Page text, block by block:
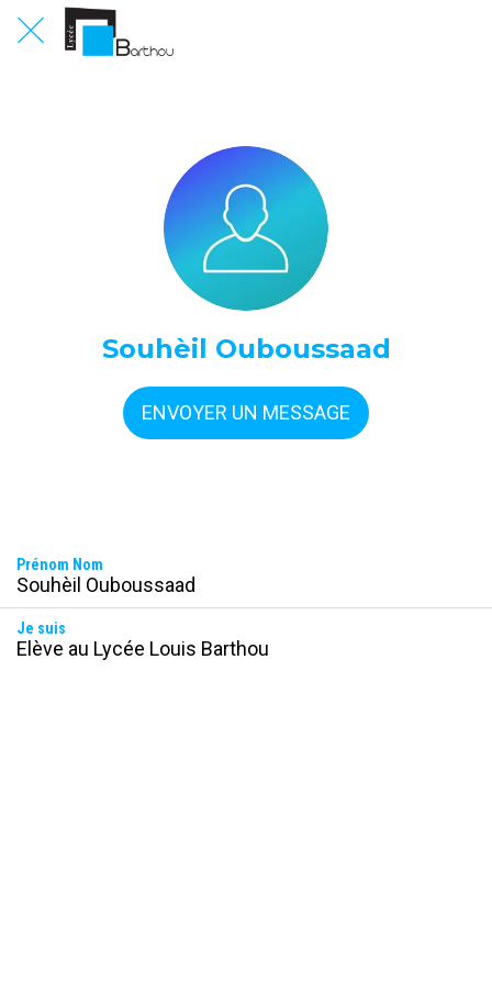
Souhèil Ouboussaad
ENVOYER UN MESSAGE
Prénom Nom
Souhèil Ouboussaad
Je suis
Elève au Lycée Louis Barthou